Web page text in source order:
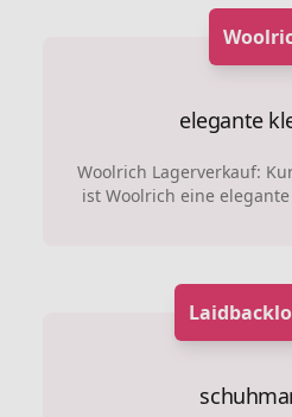
elegante
Woolrich Lagerverkauf:
ist Woolrich eine